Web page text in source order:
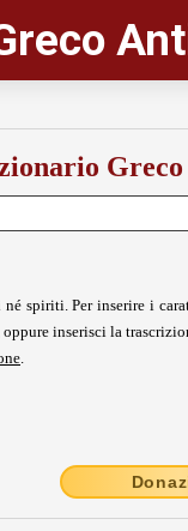
né spiriti. Per inserire i
oppure inserisci la
.